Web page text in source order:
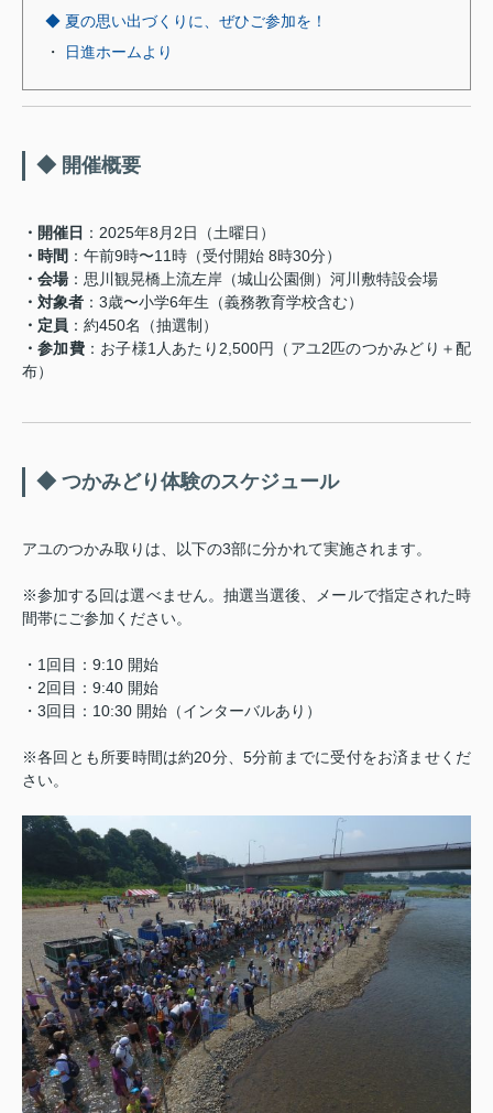
◆ 夏の思い出づくりに、ぜひご参加を！
・
日進ホームより
◆ 開催概要
・開催日 ：2025年8月2日（土曜日）
・時間 ：午前9時〜11時（受付開始 8時30分）
・会場：思川観晃橋上流左岸（城山公園側）河川敷特設会場
・対象者 ：3歳〜小学6年生（義務教育学校含む）
・定員 ：約450名（抽選制）
・参加費：お子様1人あたり2,500円（アユ2匹のつかみどり＋配
布）
◆ つかみどり体験のスケジュール
アユのつかみ取りは、以下の3部に分かれて実施されます。
※参加する回は選べません。抽選当選後、メールで指定された時
間帯にご参加ください。
・1回目：9:10 開始
・2回目：9:40 開始
・3回目：10:30 開始（インターバルあり）
※各回とも所要時間は約20分、5分前までに受付をお済ませくだ
さい。